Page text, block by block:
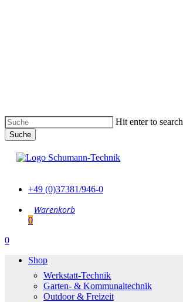
Hit enter to
Suche
schließen
+49 (0)37381/946-0
0
Menu
0
Shop
Werkstatt-Technik
Garten- & Kommunaltechnik
Outdoor & Freizeit